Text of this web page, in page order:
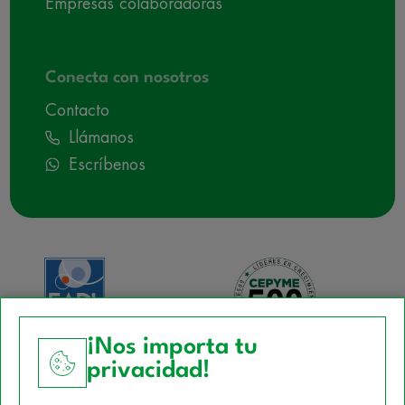
Empresas colaboradoras
Conecta con nosotros
Contacto
Llámanos
Escríbenos
¡Nos importa tu
privacidad!